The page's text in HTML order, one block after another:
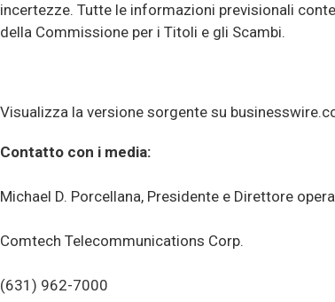
incertezze. Tutte le informazioni previsionali
della Commissione per i Titoli e gli Scambi.
Visualizza la versione sorgente su
Contatto con i media:
Michael D. Porcellana, Presidente e Direttore
Comtech Telecommunications Corp.
(631) 962-7000